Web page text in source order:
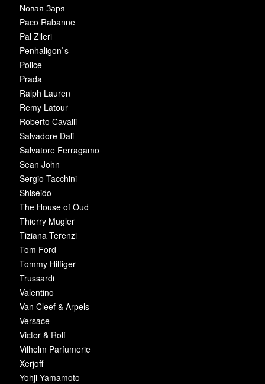
Nовая Заря
Paco Rabanne
Pal Zileri
Penhaligon`s
Police
Prada
Ralph Lauren
Remy Latour
Roberto Cavalli
Salvadore Dali
Salvatore Ferragamo
Sean John
Sergio Tacchini
Shiseido
The House of Oud
Thierry Mugler
Tiziana Terenzi
Tom Ford
Tommy Hilfiger
Trussardi
Valentino
Van Cleef & Arpels
Versace
Victor & Rolf
Vilhelm Parfumerie
Xerjoff
Yohji Yamamoto